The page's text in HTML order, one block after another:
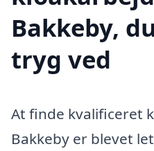
Bakkeby,
tryg ved
At finde kvalificeret
Bakkeby er blevet